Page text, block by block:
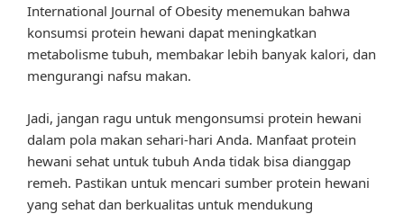
International Journal of Obesity menemukan bahwa
konsumsi protein hewani dapat meningkatkan
metabolisme tubuh, membakar lebih banyak kalori, dan
mengurangi nafsu makan.
Jadi, jangan ragu untuk mengonsumsi protein hewani
dalam pola makan sehari-hari Anda. Manfaat protein
hewani sehat untuk tubuh Anda tidak bisa dianggap
remeh. Pastikan untuk mencari sumber protein hewani
yang sehat dan berkualitas untuk mendukung